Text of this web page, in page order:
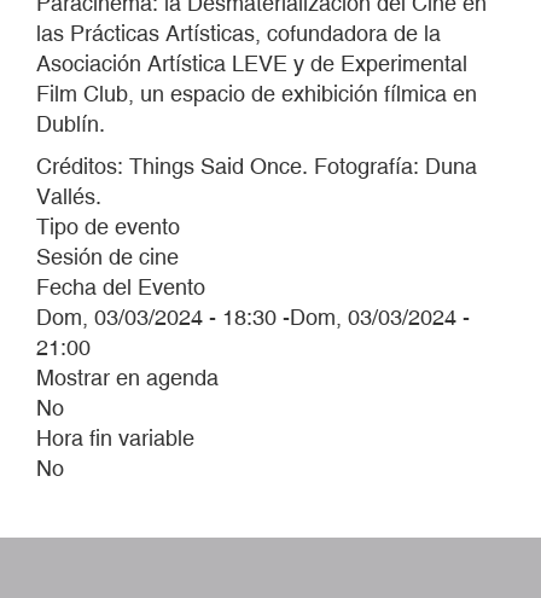
las Prácticas Artísticas, cofundadora de la
Asociación Artística LEVE y de Experimental
Film Club, un espacio de exhibición fílmica en
Dublín.
Créditos: Things Said Once. Fotografía: Duna
Vallés.
Tipo de evento
Sesión de cine
Fecha del Evento
Dom, 03/03/2024 - 18:30 -Dom, 03/03/2024 -
21:00
Mostrar en agenda
No
Hora fin variable
No